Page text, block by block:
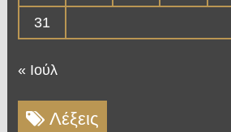
31
« Ιούλ
Λέξεις